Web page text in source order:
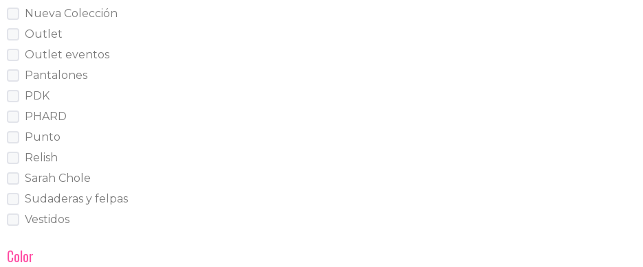
Nueva Colección
Outlet
Outlet eventos
Pantalones
PDK
PHARD
Punto
Relish
Sarah Chole
Sudaderas y felpas
Vestidos
Color